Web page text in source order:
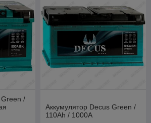
Green /
Аккумулятор Decus Green /
110Ah / 1000А